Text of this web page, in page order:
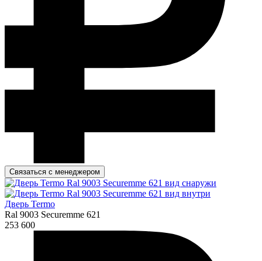
Связаться с менеджером
Дверь Termo
Ral 9003 Securemme 621
253 600